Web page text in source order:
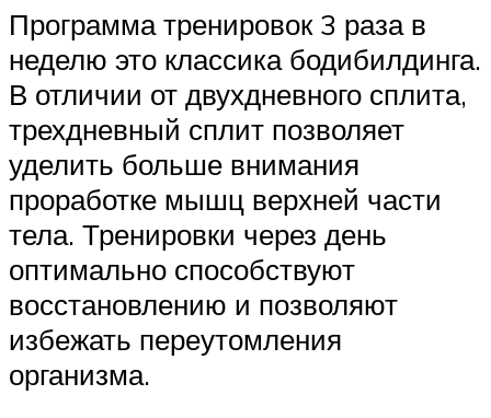
Программа тренировок 3 раза в
неделю это классика бодибилдинга.
В отличии от двухдневного сплита,
трехдневный сплит позволяет
уделить больше внимания
проработке мышц верхней части
тела. Тренировки через день
оптимально способствуют
восстановлению и позволяют
избежать переутомления
организма.